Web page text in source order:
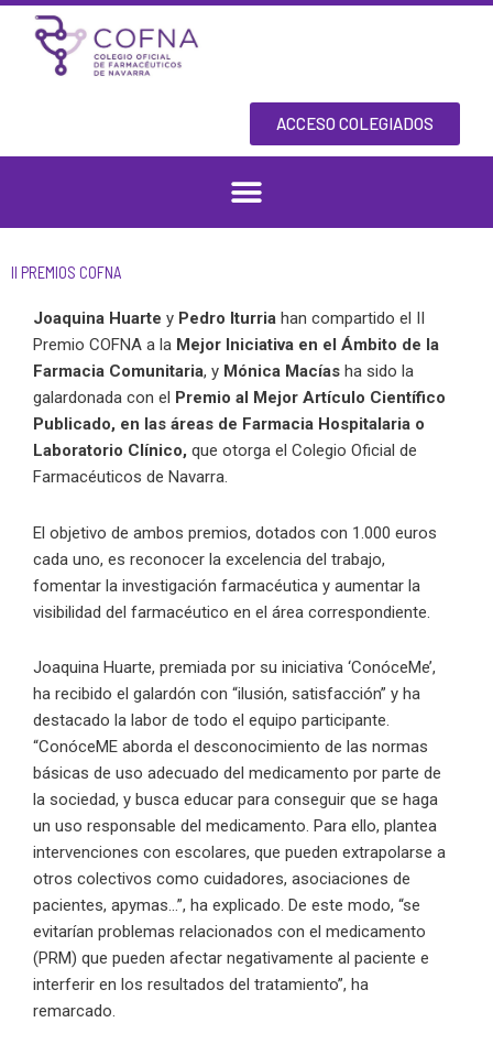
Skip
content
ACCESO COLEGIADOS
II PREMIOS COFNA
Joaquina Huarte y Pedro Iturria han compartido el II
Premio COFNA a la Mejor Iniciativa en el Ámbito de la
Farmacia Comunitaria, y Mónica Macías ha sido la
galardonada con el Premio al Mejor Artículo Científico
Publicado, en las áreas de Farmacia Hospitalaria o
Laboratorio Clínico, que otorga el Colegio Oficial de
Farmacéuticos de Navarra.
El objetivo de ambos premios, dotados con 1.000 euros
cada uno, es reconocer la excelencia del trabajo,
fomentar la investigación farmacéutica y aumentar la
visibilidad del farmacéutico en el área correspondiente.
Joaquina Huarte, premiada por su iniciativa ‘ConóceMe’,
ha recibido el galardón con “ilusión, satisfacción” y ha
destacado la labor de todo el equipo participante.
“ConóceME aborda el desconocimiento de las normas
básicas de uso adecuado del medicamento por parte de
la sociedad, y busca educar para conseguir que se haga
un uso responsable del medicamento. Para ello, plantea
intervenciones con escolares, que pueden extrapolarse a
otros colectivos como cuidadores, asociaciones de
pacientes, apymas…”, ha explicado. De este modo, “se
evitarían problemas relacionados con el medicamento
(PRM) que pueden afectar negativamente al paciente e
interferir en los resultados del tratamiento”, ha
remarcado.